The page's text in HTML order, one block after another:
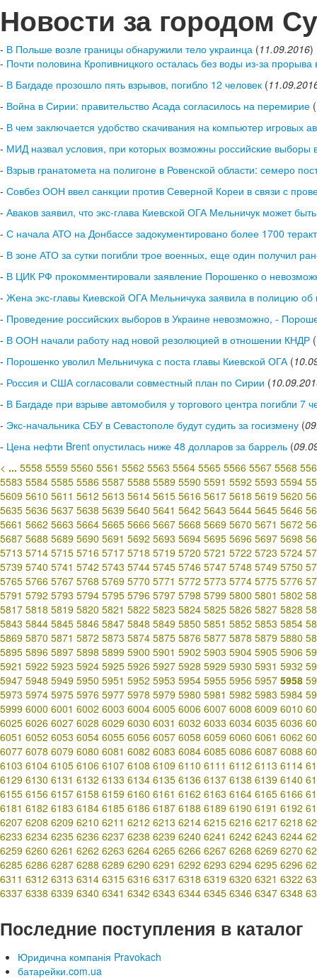
Новости за городом
- В Польше возле границы обнаружили тело украинца (11.09.2016)
- Почти половина Кропивницкого осталась без воды из-за прорыва
- В Багдаде прозошло пять взрывов, погибло 12 человек (
- Война в Сирии: правительство Асада согласилось на перемирие (
- В чем заключается удобство скачивания на компьютер игровых
- МИД назвал условия, при которых возможны российские выборы
- Взрыв гранатомета на полигоне в Ровенской области: семеро
- Совбез ООН ввел санкции против Северной Кореи в связи с
- Аваков заявил, что экс-глава Киевской ОГА Мельничук может
- С начала АТО на Донбассе задокументировано более 1700
- В зоне АТО за сутки погибли трое военных, еще один получил
- В ЦИК РФ прокомментировали заявление Порошенко о
- Жена экс-главы Киевской ОГА Мельничука заявила в полицию об
- Проведение российских выборов в Украине невозможно, -
- В ООН начали работу над новой резолюцией в отношении КНДР (
- Порошенко уволил Мельничука с поста главы Киевской ОГА(
- Россия и США согласовали совместный план по Сирии (
- В Багдаде при взрыве автомобиля у торгового центра погибли 7
- Экс-начальника СБУ в Севастополе будут судить за госизмену (
- Цена нефти Brent опустилась ниже 48 долларов за баррель (
< ... 5558 5559 5560 5561 5562 5563 5564 5565 5566 5567 5568
5583 5584 5585 5586 5587 5588 5589 5590 5591 5592 5593 5594
5609 5610 5611 5612 5613 5614 5615 5616 5617 5618 5619 5620
5635 5636 5637 5638 5639 5640 5641 5642 5643 5644 5645 5646
5661 5662 5663 5664 5665 5666 5667 5668 5669 5670 5671 5672
5687 5688 5689 5690 5691 5692 5693 5694 5695 5696 5697 5698
5713 5714 5715 5716 5717 5718 5719 5720 5721 5722 5723 5724
5739 5740 5741 5742 5743 5744 5745 5746 5747 5748 5749 5750
5765 5766 5767 5768 5769 5770 5771 5772 5773 5774 5775 5776
5791 5792 5793 5794 5795 5796 5797 5798 5799 5800 5801 5802
5817 5818 5819 5820 5821 5822 5823 5824 5825 5826 5827 5828
5843 5844 5845 5846 5847 5848 5849 5850 5851 5852 5853 5854
5869 5870 5871 5872 5873 5874 5875 5876 5877 5878 5879 5880
5895 5896 5897 5898 5899 5900 5901 5902 5903 5904 5905 5906
5921 5922 5923 5924 5925 5926 5927 5928 5929 5930 5931 5932
5947 5948 5949 5950 5951 5952 5953 5954 5955 5956 5957 5958
5973 5974 5975 5976 5977 5978 5979 5980 5981 5982 5983 5984
5999 6000 6001 6002 6003 6004 6005 6006 6007 6008 6009 6010
6025 6026 6027 6028 6029 6030 6031 6032 6033 6034 6035 6036
6051 6052 6053 6054 6055 6056 6057 6058 6059 6060 6061 6062
6077 6078 6079 6080 6081 6082 6083 6084 6085 6086 6087 6088
6103 6104 6105 6106 6107 6108 6109 6110 6111 6112 6113 6114
6129 6130 6131 6132 6133 6134 6135 6136 6137 6138 6139 6140
6155 6156 6157 6158 6159 6160 6161 6162 6163 6164 6165 6166
6181 6182 6183 6184 6185 6186 6187 6188 6189 6190 6191 6192
6207 6208 6209 6210 6211 6212 6213 6214 6215 6216 6217 6218
6233 6234 6235 6236 6237 6238 6239 6240 6241 6242 6243 6244
6259 6260 6261 6262 6263 6264 6265 6266 6267 6268 6269 6270
6285 6286 6287 6288 6289 6290 6291 6292 6293 6294 6295 6296
6311 6312 6313 6314 6315 6316 6317 6318 6319 6320 6321 6322
6337 6338 6339 6340 6341 6342 6343 6344 6345 6346 6347 6348
Последние поступления в каталог
Юридична компанія Pravokach
батарейки.com.ua